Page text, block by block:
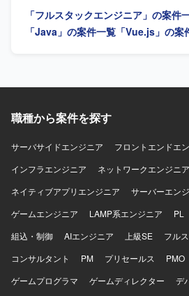
ます。 【ポジションの魅力】 大手卸会社向けのシステム開
発に長期で参画でき、フロントエン
境】 フロントエンドはVue.js、バッ
「フルスタックエンジニア」の案件
「Java」の案件一覧 「Vue.js」の案
職種から案件を探す
サーバサイドエンジニア
フロントエンドエ
インフラエンジニア
ネットワークエンジニア
ネイティブアプリエンジニア
サーバーエン
ゲームエンジニア
LAMP系エンジニア PL
組込・制御
AIエンジニア 上級SE
フル
コンサルタント
PM プリセールス PMO
ゲームプログラマ
ゲームディレクター
デ